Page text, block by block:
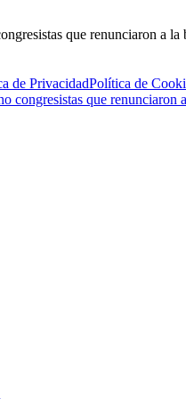
que renunciaron a la
de PrivacidadPolítica de